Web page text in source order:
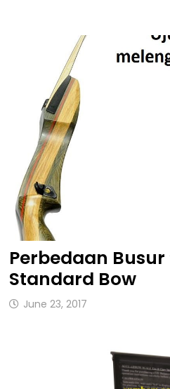
Perbedaan Busur
Standard Bow
June 23, 2017